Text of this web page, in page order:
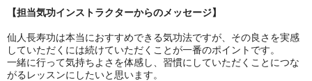
【担当気功インストラクターからのメッセージ】
仙人長寿功は本当におすすめできる気功法ですが、その良さを実感
していただくには続けていただくことが一番のポイントです。
一緒に行って気持ちよさを体感し、習慣にしていただくことにつな
がるレッスンにしたいと思います。